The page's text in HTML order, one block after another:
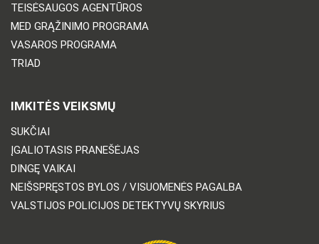
TEISĖSAUGOS AGENTŪROS
MED GRĄŽINIMO PROGRAMA
VASAROS PROGRAMA
TRIAD
IMKITĖS VEIKSMŲ
SUKČIAI
ĮGALIOTASIS PRANEŠĖJAS
DINGĘ VAIKAI
NEIŠSPRĘSTOS BYLOS / VISUOMENĖS PAGALBA
VALSTIJOS POLICIJOS DETEKTYVŲ SKYRIUS